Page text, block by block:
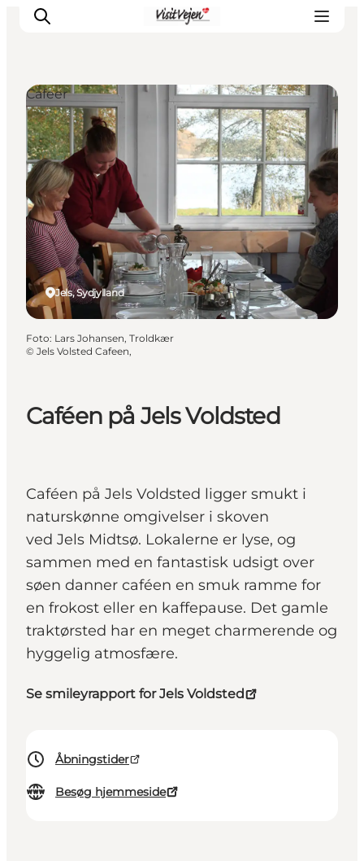
Spise
Sove
Natur
Se og oplev
Byer
Events
Udforsk
Caféen på Jels Voldsted
Caféen på Jels Voldsted ligger smukt i
naturskønne omgivelser i skoven
ved Jels Midtsø. Lokalerne er lyse, og
sammen med en fantastisk udsigt over
søen danner caféen en smuk ramme for
en frokost eller en kaffepause. Det gamle
traktørsted har en meget charmerende og
hyggelig atmosfære.
Se smileyrapport for Jels Voldsted
Åbningstider
Besøg hjemmeside
Jels, Sydjylland
Cafeer
Foto: Lars Johansen, Troldkær
© Jels Volsted Cafeen,